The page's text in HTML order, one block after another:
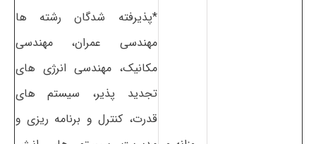
*پذیرفته شدگان رشته ها
مهندسی عمران، مهندسی
مکانیک، مهندسی انرژی های
تجدید پذیر، سیستم های
قدرت، کنترل و برنامه ریزی و